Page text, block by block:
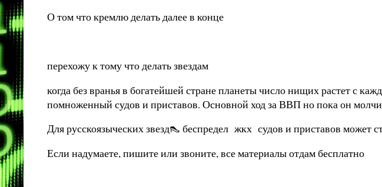
О том что кремлю делать далее в конце
перехожу к тому что делать звездам
когда без вранья в богатейшей стране планеты число нищих растет с
помноженный судов и приставов. Основной ход за ВВП но пока он
Для русскоязыческих звезд👠 беспредел жкх судов и приставов может
Если надумаете, пишите или звоните, все материалы отдам бесплатно